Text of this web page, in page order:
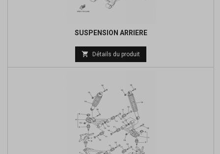
SUSPENSION ARRIERE
Prix
de
 Détails du produit